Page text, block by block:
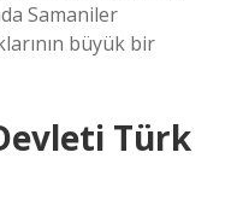
Samaniler
büyük bir
Türk